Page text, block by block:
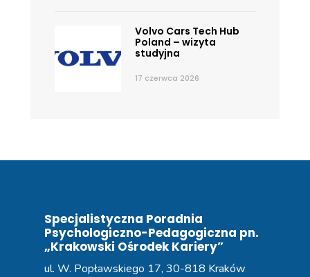
Volvo Cars Tech Hub
Poland – wizyta
studyjna
17 czerwca 2026
Specjalistyczna Poradnia
Psychologiczno-Pedagogiczna pn.
„Krakowski Ośrodek Kariery”
ul. W. Popławskiego 17, 30-818 Kraków